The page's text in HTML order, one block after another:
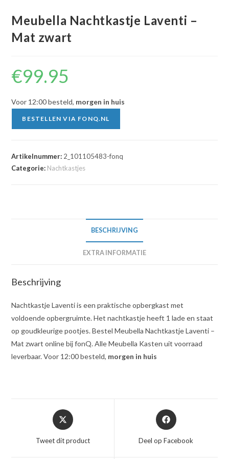
Meubella Nachtkastje Laventi –
Mat zwart
€99.95
Voor 12:00 besteld, morgen in huis
BESTELLEN VIA FONQ.NL
Artikelnummer: 2_101105483-fonq
Categorie: Nachtkastjes
BESCHRIJVING
EXTRA INFORMATIE
Beschrijving
Nachtkastje Laventi is een praktische opbergkast met
voldoende opbergruimte. Het nachtkastje heeft 1 lade en staat
op goudkleurige pootjes. Bestel Meubella Nachtkastje Laventi –
Mat zwart online bij fonQ. Alle Meubella Kasten uit voorraad
leverbaar. Voor 12:00 besteld, morgen in huis
Opent
in
nieuw
Tweet dit product
Opent
in
nieuw
Deel op Facebook